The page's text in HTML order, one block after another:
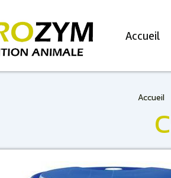
Accueil
Accueil